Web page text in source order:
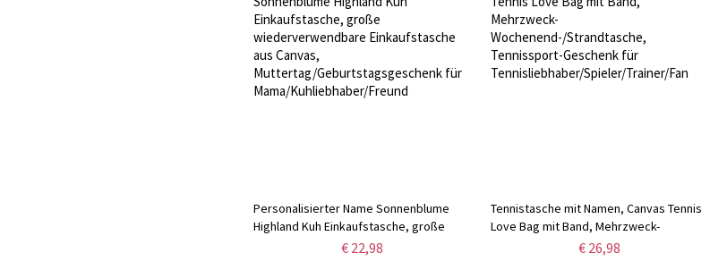
Personalisierter Name Sonnenblume
Highland Kuh Einkaufstasche, große
wiederverwendbare Einkaufstasche aus
€ 22,98
Tennistasche mit Namen, Canvas Tennis
Love Bag mit Band, Mehrzweck-
Wochenend-/Strandtasche, Tennissport-
€ 26,98